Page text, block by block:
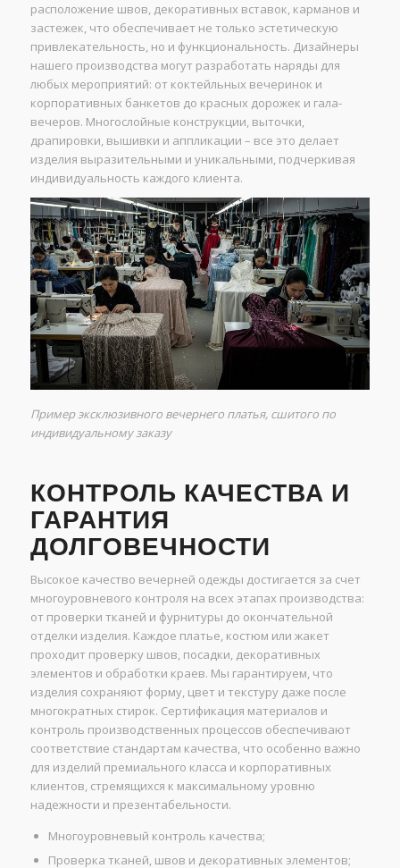
расположение швов, декоративных вставок, карманов и
застежек, что обеспечивает не только эстетическую
привлекательность, но и функциональность. Дизайнеры
нашего производства могут разработать наряды для
любых мероприятий: от коктейльных вечеринок и
корпоративных банкетов до красных дорожек и гала-
вечеров. Многослойные конструкции, выточки,
драпировки, вышивки и аппликации – все это делает
изделия выразительными и уникальными, подчеркивая
индивидуальность каждого клиента.
Пример эксклюзивного вечернего платья, сшитого по
индивидуальному заказу
КОНТРОЛЬ КАЧЕСТВА И
ГАРАНТИЯ
ДОЛГОВЕЧНОСТИ
Высокое качество вечерней одежды достигается за счет
многоуровневого контроля на всех этапах производства:
от проверки тканей и фурнитуры до окончательной
отделки изделия. Каждое платье, костюм или жакет
проходит проверку швов, посадки, декоративных
элементов и обработки краев. Мы гарантируем, что
изделия сохраняют форму, цвет и текстуру даже после
многократных стирок. Сертификация материалов и
контроль производственных процессов обеспечивают
соответствие стандартам качества, что особенно важно
для изделий премиального класса и корпоративных
клиентов, стремящихся к максимальному уровню
надежности и презентабельности.
Многоуровневый контроль качества;
Проверка тканей, швов и декоративных элементов;